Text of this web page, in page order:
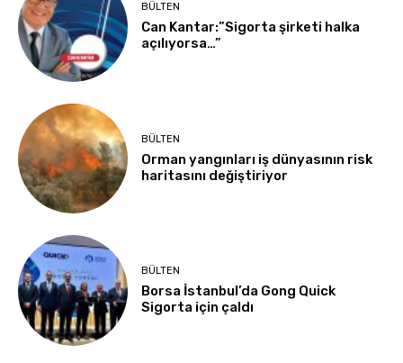
BÜLTEN
Can Kantar:”Sigorta şirketi halka
açılıyorsa…”
BÜLTEN
Orman yangınları iş dünyasının risk
haritasını değiştiriyor
BÜLTEN
Borsa İstanbul’da Gong Quick
Sigorta için çaldı